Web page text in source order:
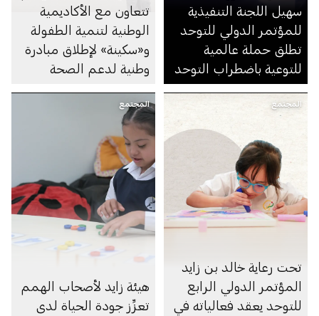
سهيل اللجنة التنفيذية
للمؤتمر الدولي للتوحد
تطلق حملة عالمية
للتوعية باضطراب التوحد
تتعاون مع الأكاديمية
الوطنية لتنمية الطفولة
و«سكينة» لإطلاق مبادرة
وطنية لدعم الصحة
المجتمع
تحت رعاية خالد بن زايد
المؤتمر الدولي الرابع
للتوحد يعقد فعالياته في
المجتمع
هيئة زايد لأصحاب الهمم
تعزِّز جودة الحياة لدى